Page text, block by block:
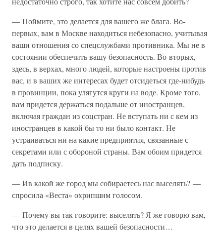
— Поймите, это делается для вашего же блага. Во-
первых, вам в Москве находиться небезопасно, учитывая
ваши отношения со спецслужбами противника. Мы не в
состоянии обеспечить вашу безопасность. Во-вторых,
здесь, в верхах, много людей, которые настроены против
вас, и в ваших же интересах будет отсидеться где-нибудь
в провинции, пока улягутся круги на воде. Кроме того,
вам придется держаться подальше от иностранцев,
включая граждан из соцстран. Не вступать ни с кем из
иностранцев в какой бы то ни было контакт. Не
устраиваться ни на какие предприятия, связанные с
секретами или с обороной страны. Вам обоим придется
дать подписку.
— Ив какой же город мы собираетесь нас выселять? —
спросила «Веста» охрипшим голосом.
— Почему вы так говорите: выселять? Я же говорю вам,
что это делается в целях вашей безопасности…